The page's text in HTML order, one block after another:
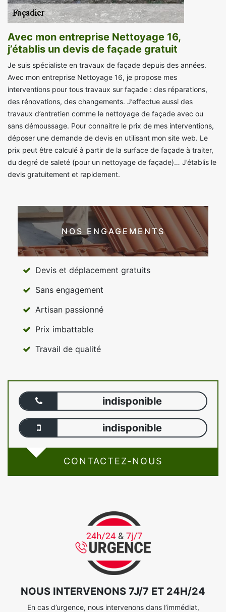
Avec mon entreprise Nettoyage 16,
j’établis un devis de façade gratuit
Je suis spécialiste en travaux de façade depuis des années.
Avec mon entreprise Nettoyage 16, je propose mes
interventions pour tous travaux sur façade : des réparations,
des rénovations, des changements. J’effectue aussi des
travaux d’entretien comme le nettoyage de façade avec ou
sans démoussage. Pour connaitre le prix de mes interventions,
déposer une demande de devis en utilisant mon site web. Le
prix peut être calculé à partir de la surface de façade à traiter,
du degré de saleté (pour un nettoyage de façade)… J’établis le
devis gratuitement et rapidement.
NOS ENGAGEMENTS
Devis et déplacement gratuits
Sans engagement
Artisan passionné
Prix imbattable
Travail de qualité
indisponible
indisponible
CONTACTEZ-NOUS
NOUS INTERVENONS 7J/7 ET 24H/24
En cas d’urgence, nous intervenons dans l’immédiat,